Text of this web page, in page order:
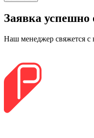
Заявка успешно
Наш менеджер свяжется с